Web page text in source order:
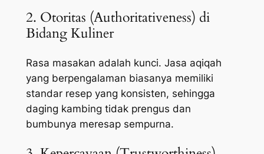
2. Otoritas (Authoritativeness) di
Bidang Kuliner
Rasa masakan adalah kunci. Jasa aqiqah
yang berpengalaman biasanya memiliki
standar resep yang konsisten, sehingga
daging kambing tidak prengus dan
bumbunya meresap sempurna.